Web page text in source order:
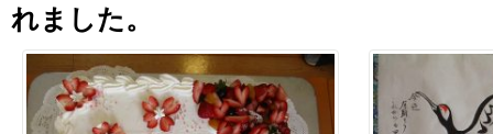
れました。